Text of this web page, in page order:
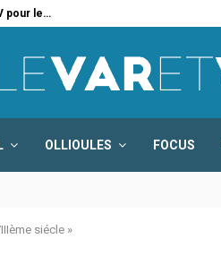
pour le…
OLLIOULES FOCUS
siécle »